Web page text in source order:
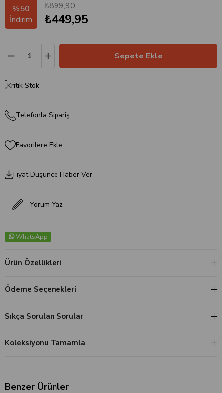
%50
İndirim
₺899,90
₺449,95
Kritik Stok
Telefonla Sipariş
Favorilere Ekle
Fiyat Düşünce Haber Ver
Yorum Yaz
WhatsApp
Ürün Özellikleri
Ödeme Seçenekleri
Sıkça Sorulan Sorular
Koleksiyonu Tamamla
Benzer Ürünler